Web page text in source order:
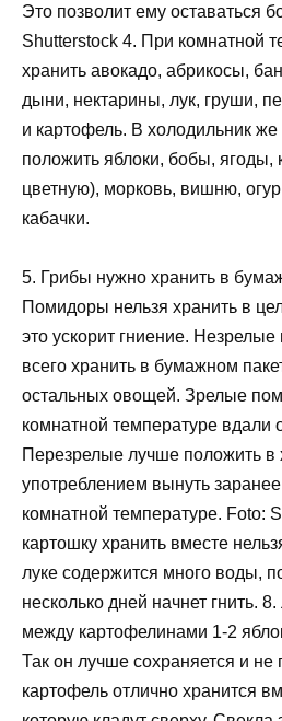
Это позволит ему оставаться
Shutterstock 4. При комнатной
хранить авокадо, абрикосы,
дыни, нектарины, лук, груши,
и картофель. В холодильник
положить яблоки, бобы, ягоды,
цветную), морковь, вишню,
кабачки.
5. Грибы нужно хранить в
Помидоры нельзя хранить в
это ускорит гниение.
всего хранить в бумажном
остальных овощей. Зрелые
комнатной температуре вдали
Перезрелые лучше положить в
употреблением вынуть
комнатной температуре. Foto:
картошку хранить вместе
луке содержится много воды,
несколько дней начнет гнить.
между картофелинами 1-2
Так он лучше сохраняется и не
картофель отлично хранится